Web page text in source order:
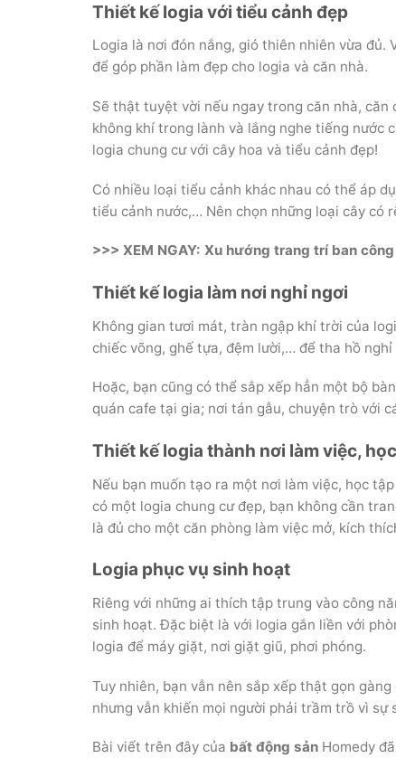
Thiết kế logia với tiểu cảnh đẹp
Logia là nơi đón nắng, gió thiên nhiên vừa
để góp phần làm đẹp cho logia và căn nhà.
Sẽ thật tuyệt vời nếu ngay trong căn nhà,
không khí trong lành và lắng nghe tiếng nước
logia chung cư với cây hoa và tiểu cảnh đẹp!
Có nhiều loại tiểu cảnh khác nhau có thể áp
tiểu cảnh nước,… Nên chọn những loại cây
>>> XEM NGAY: Xu hướng trang trí ban
Thiết kế logia làm nơi nghỉ ngơi
Không gian tươi mát, tràn ngập khí trời của
chiếc võng, ghế tựa, đệm lười,… để tha hồ
Hoặc, bạn cũng có thể sắp xếp hẳn một bộ
quán cafe tại gia; nơi tán gẫu, chuyện trò với
Thiết kế logia thành nơi làm việc,
Nếu bạn muốn tạo ra một nơi làm việc, học
có một logia chung cư đẹp, bạn không cần
là đủ cho một căn phòng làm việc mở, kích
Logia phục vụ sinh hoạt
Riêng với những ai thích tập trung vào công
sinh hoạt. Đặc biệt là với logia gắn liền với
logia để máy giặt, nơi giặt giũ, phơi phóng.
Tuy nhiên, bạn vẫn nên sắp xếp thật gọn
nhưng vẫn khiến mọi người phải trầm trồ vì sự
Bài viết trên đây của bất động sản Homedy